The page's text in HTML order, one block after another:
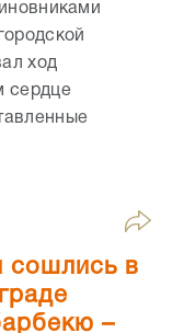
ход
сердце
сошлись в
–